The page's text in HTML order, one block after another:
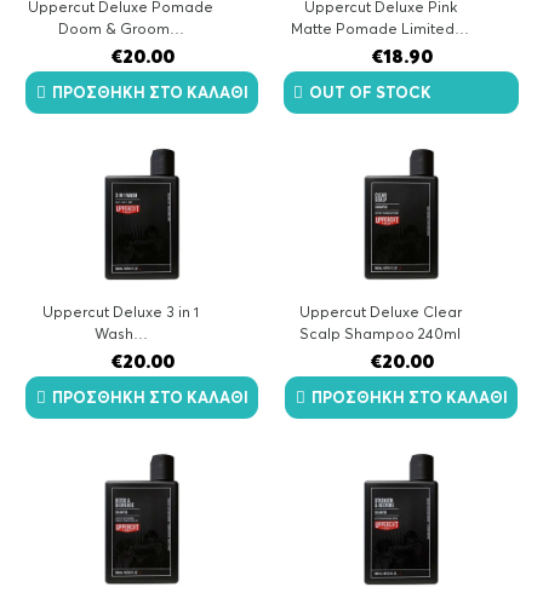
Uppercut Deluxe Pomade
Doom & Groom…
€20.00
ΠΡΟΣΘΉΚΗ ΣΤΟ ΚΑΛΆΘΙ
Uppercut Deluxe Pink
Matte Pomade Limited…
€18.90
OUT OF STOCK
Uppercut Deluxe 3 in 1
Wash…
€20.00
ΠΡΟΣΘΉΚΗ ΣΤΟ ΚΑΛΆΘΙ
Uppercut Deluxe Clear
Scalp Shampoo 240ml
€20.00
ΠΡΟΣΘΉΚΗ ΣΤΟ ΚΑΛΆΘΙ